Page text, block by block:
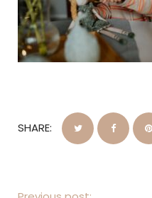
SHARE: